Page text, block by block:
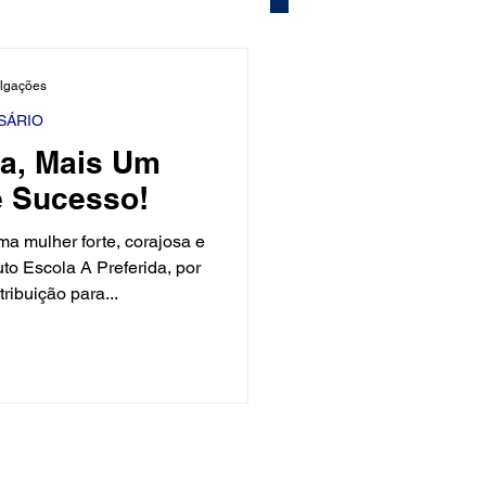
Brasileira Exclusivo
Show
Mais Um
Sucesso!
mulher forte, corajosa e
Escola A Preferida, por
para...